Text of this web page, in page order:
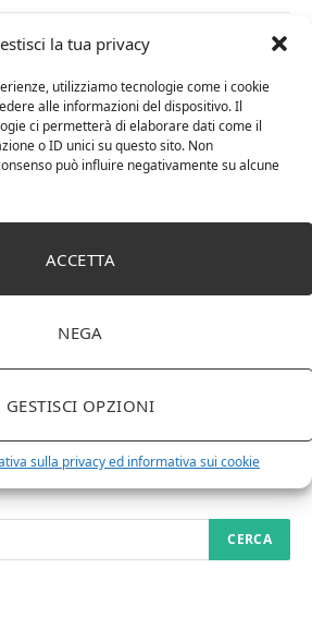
la tua privacy
utilizziamo tecnologie come i cookie
alle informazioni del dispositivo. Il
ci permetterà di elaborare dati come il
o ID unici su questo sito. Non
può influire negativamente su alcune
ACCETTA
NEGA
GESTISCI OPZIONI
sulla privacy ed informativa sui cookie
2024
e food online
2024
tra brandy e cognac: tutte le
tra whisky scozzese e whiskey